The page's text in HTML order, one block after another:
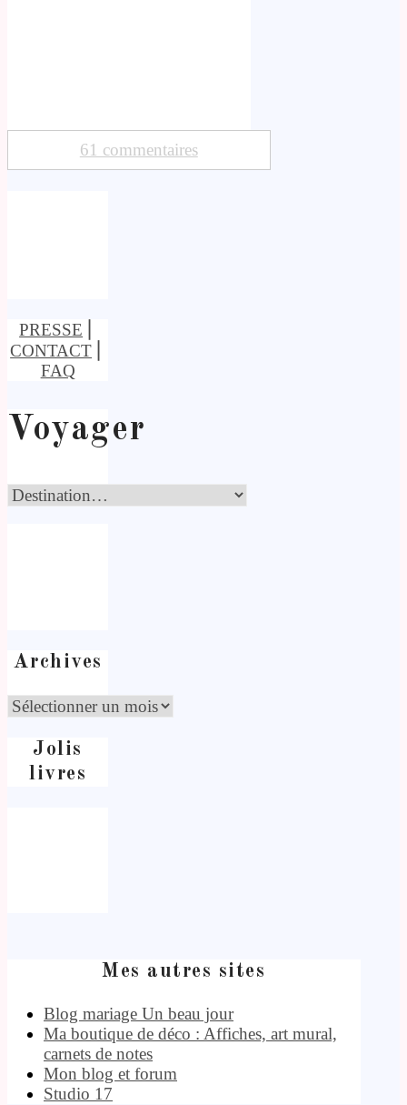
61 commentaires
PRESSE
CONTACT
FAQ
Voyager
Archives
Jolis
livres
Mes autres sites
Blog mariage Un beau jour
Ma boutique de déco : Affiches, art mural,
carnets de notes
Mon blog et forum
Studio 17